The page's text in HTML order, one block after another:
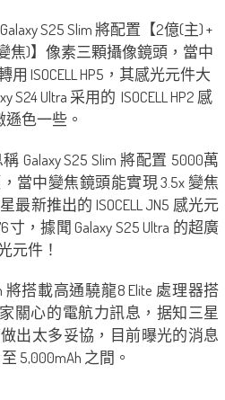
S25 Slim 將配置【2億(主) +
焦)】像素三顆攝像鏡頭，當中
ISOCELL HP5，其感光元件大
S24 Ultra 采用的 ISOCELL HP2 感
遜色一些。
Galaxy S25 Slim 將配置 5000萬
當中變焦鏡頭能實現 3.5x 變焦
新推出的 ISOCELL JN5 感光元
，據聞 Galaxy S25 Ultra 的超廣
元件！
將搭載高通驍龍8 Elite 處理器搭
家關心的電航力訊息，据知三星
出太多妥協，目前曝光的消息
5,000mAh 之間。